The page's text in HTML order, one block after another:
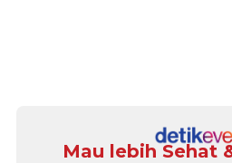
Mau lebih Sehat